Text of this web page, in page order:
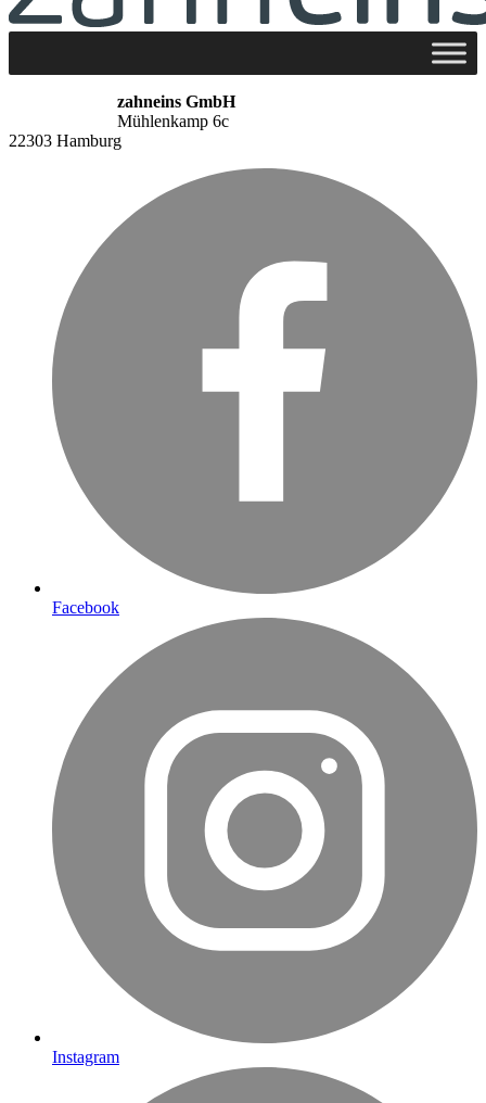
zahneins GmbH
Mühlenkamp 6c
22303 Hamburg
Facebook
Instagram